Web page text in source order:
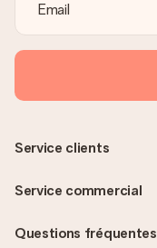
Questions fréquentes
Service clients
Service commercial